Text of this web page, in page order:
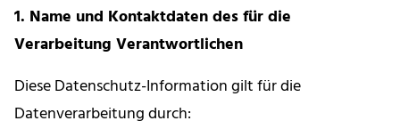
1. Name und Kontaktdaten des für die
Verarbeitung Verantwortlichen
Diese Datenschutz-Information gilt für die
Datenverarbeitung durch: